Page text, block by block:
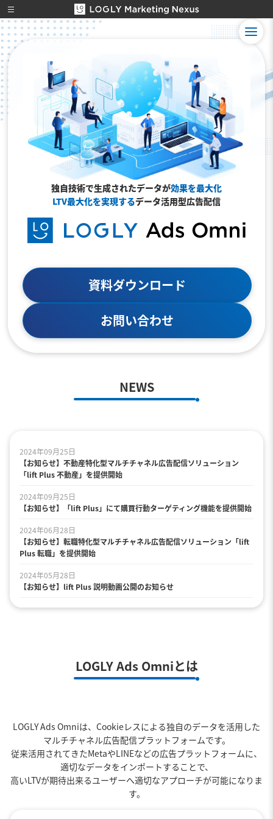
独自技術で生成されたデータが効果を最大化
LTV最大化を実現するデータ活用型広告配信
資料ダウンロード
お問い合わせ
NEWS
2024年09月25日
【お知らせ】不動産特化型マルチチャネル広告配信ソリューション
「lift Plus 不動産」を提供開始
2024年09月25日
【お知らせ】「lift Plus」にて購買行動ターゲティング機能を提供開始
2024年06月28日
【お知らせ】転職特化型マルチチャネル広告配信ソリューション「lift
Plus 転職」を提供開始
2024年05月28日
【お知らせ】lift Plus 説明動画公開のお知らせ
LOGLY Ads Omniとは
LOGLY Ads Omniは、Cookieレスによる独自のデータを活用した
マルチチャネル広告配信プラットフォームです。
従来活用されてきたMetaやLINEなどの広告プラットフォームに、
適切なデータをインポートすることで、
高いLTVが期待出来るユーザーへ適切なアプローチが可能になりま
す。